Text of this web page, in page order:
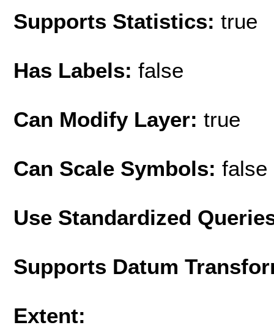
Supports Statistics: true
Has Labels: false
Can Modify Layer: true
Can Scale Symbols: false
Use Standardized
Supports Datum
Extent: